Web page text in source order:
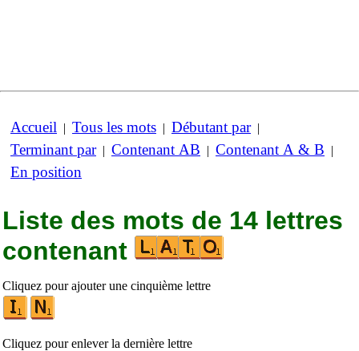
Accueil | Tous les mots | Débutant par|
Terminant par| Contenant AB | Contenant A & B |
En position
Liste des mots de 14 lettres
contenant
Cliquez pour ajouter une cinquième lettre
Cliquez pour enlever la dernière lettre